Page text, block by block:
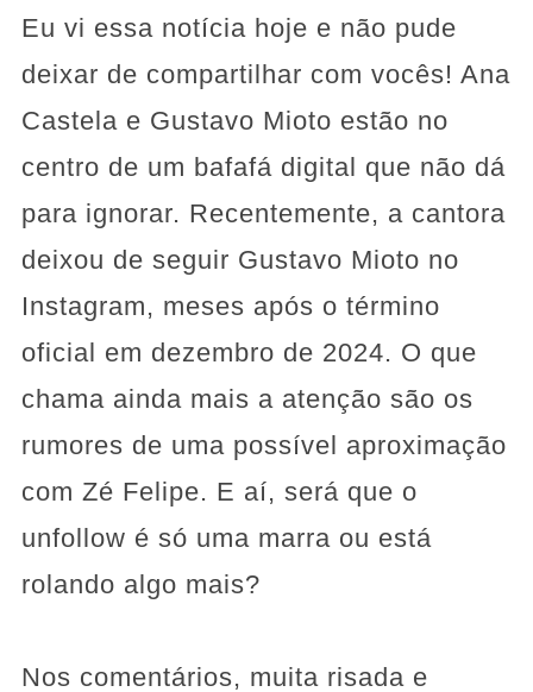
Eu vi essa notícia hoje e não pude
deixar de compartilhar com vocês! Ana
Castela e Gustavo Mioto estão no
centro de um bafafá digital que não dá
para ignorar. Recentemente, a cantora
deixou de seguir Gustavo Mioto no
Instagram, meses após o término
oficial em dezembro de 2024. O que
chama ainda mais a atenção são os
rumores de uma possível aproximação
com Zé Felipe. E aí, será que o
unfollow é só uma marra ou está
rolando algo mais?
Nos comentários, muita risada e